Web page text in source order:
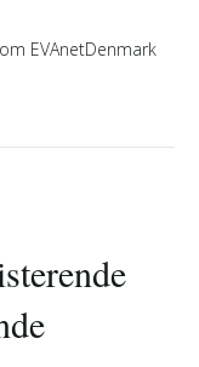
EVAnetDenmark